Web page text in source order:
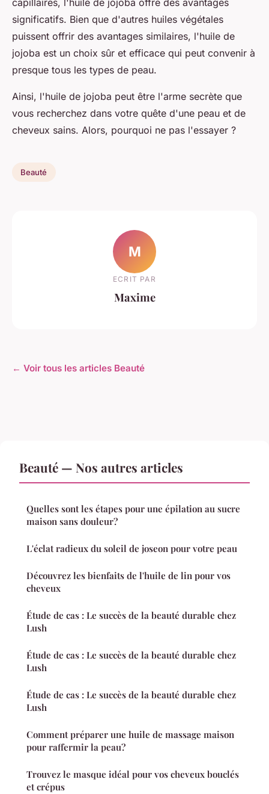
capillaires, l'huile de jojoba offre des avantages
significatifs. Bien que d'autres huiles végétales
puissent offrir des avantages similaires, l'huile de
jojoba est un choix sûr et efficace qui peut convenir à
presque tous les types de peau.
Ainsi, l'huile de jojoba peut être l'arme secrète que
vous recherchez dans votre quête d'une peau et de
cheveux sains. Alors, pourquoi ne pas l'essayer ?
Beauté
M
ECRIT PAR
Maxime
← Voir tous les articles Beauté
Beauté — Nos autres articles
Quelles sont les étapes pour une épilation au sucre
maison sans douleur?
L'éclat radieux du soleil de joseon pour votre peau
Découvrez les bienfaits de l'huile de lin pour vos
cheveux
Étude de cas : Le succès de la beauté durable chez
Lush
Étude de cas : Le succès de la beauté durable chez
Lush
Étude de cas : Le succès de la beauté durable chez
Lush
Comment préparer une huile de massage maison
pour raffermir la peau?
Trouvez le masque idéal pour vos cheveux bouclés
et crépus